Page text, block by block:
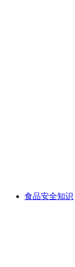
食品安全知识